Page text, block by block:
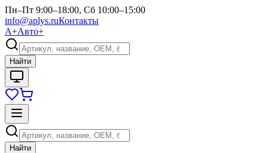
Пн–Пт 9:00–18:00, Сб 10:00–15:00
info@aplys.ruКонтакты
А+Авто+
Найти
Найти